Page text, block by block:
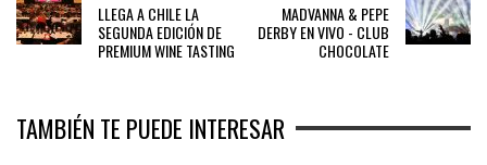
LLEGA A CHILE LA
SEGUNDA EDICIÓN DE
PREMIUM WINE TASTING
MADVANNA & PEPE
DERBY EN VIVO - CLUB
CHOCOLATE
TAMBIÉN TE PUEDE INTERESAR